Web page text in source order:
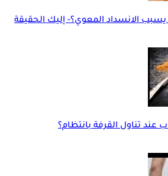
الانسداد المعوي؟- إليك الحقيقة
عند تناول القرفة بانتظام؟